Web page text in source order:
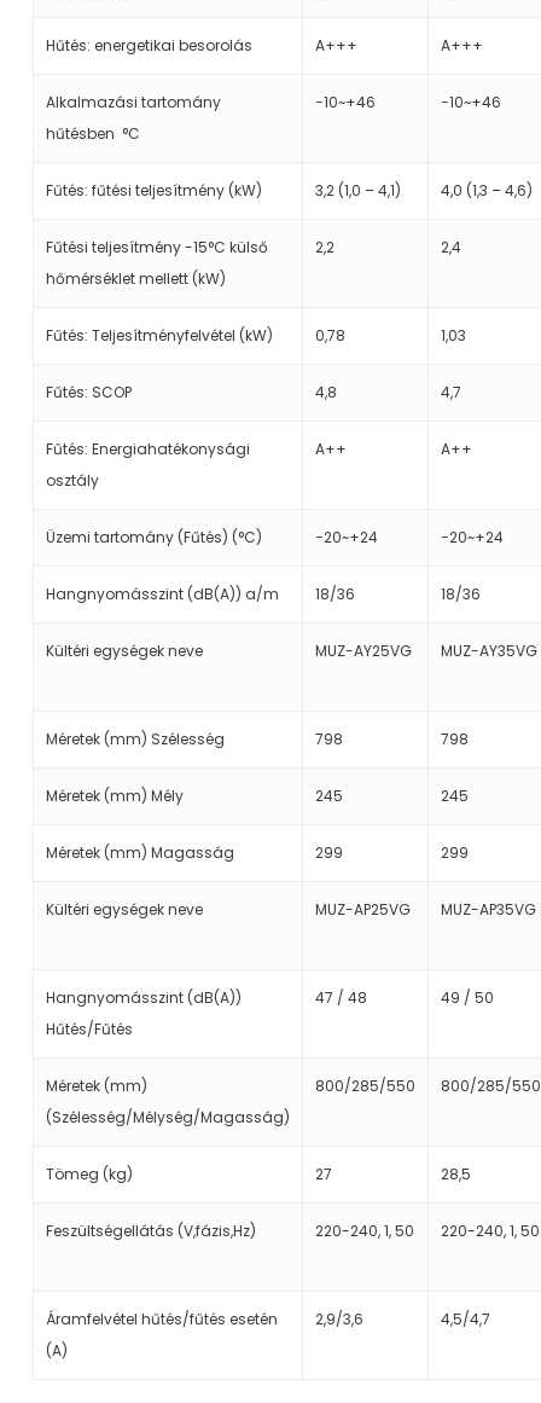
Hűtés: energetikai besorolás A+++ A+++
Alkalmazási tartomány
hűtésben °C
−10~+46 −10~+46
Fűtés: fűtési teljesítmény (kW) 3,2 (1,0 – 4,1) 4,0 (1,3 – 4,6)
Fűtési teljesítmény -15°C külső
hőmérséklet mellett (kW)
2,2 2,4
Fűtés: Teljesítményfelvétel (kW) 0,78 1,03
Fűtés: SCOP 4,8 4,7
Fűtés: Energiahatékonysági
osztály
A++ A++
Üzemi tartomány (Fűtés) (°C) −20~+24 −20~+24
Hangnyomásszint (dB(A)) a/m 18/36 18/36
Kültéri egységek neve MUZ-AY25VG MUZ-AY35VG
Méretek (mm) Szélesség 798 798
Méretek (mm) Mély 245 245
Méretek (mm) Magasság 299 299
Kültéri egységek neve MUZ-AP25VG MUZ-AP35VG
Hangnyomásszint (dB(A))
Hűtés/Fűtés
47 / 48 49 / 50
Méretek (mm)
(Szélesség/Mélység/Magasság)
800/285/550 800/285/550
Tömeg (kg) 27 28,5
Feszültségellátás (V,fázis,Hz) 220-240, 1, 50 220-240, 1, 50
Áramfelvétel hűtés/fűtés esetén
(A)
2,9/3,6 4,5/4,7